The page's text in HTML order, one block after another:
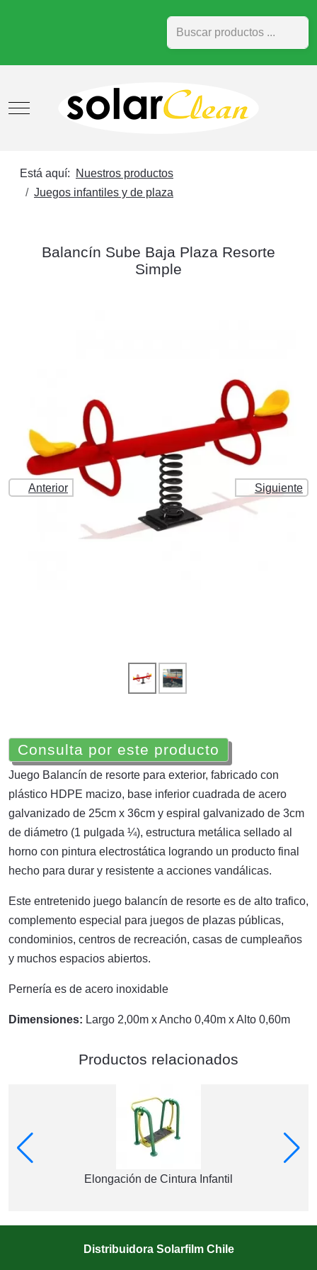
Buscar
Mobile Menu Toggle
Está aquí:
Nuestros productos
Juegos infantiles y de plaza
Balancín Sube Baja Plaza Resorte
Simple
Anterior Siguiente
Consulta por este producto
Juego Balancín de resorte para exterior, fabricado con
plástico HDPE macizo, base inferior cuadrada de acero
galvanizado de 25cm x 36cm y espiral galvanizado de 3cm
de diámetro (1 pulgada ¼), estructura metálica sellado al
horno con pintura electrostática logrando un producto final
hecho para durar y resistente a acciones vandálicas.
Este entretenido juego balancín de resorte es de alto trafico,
complemento especial para juegos de plazas públicas,
condominios, centros de recreación, casas de cumpleaños
y muchos espacios abiertos.
Pernería es de acero inoxidable
Dimensiones: Largo 2,00m x Ancho 0,40m x Alto 0,60m
Productos relacionados
Elongación de Cintura Infantil
Distribuidora Solarfilm Chile